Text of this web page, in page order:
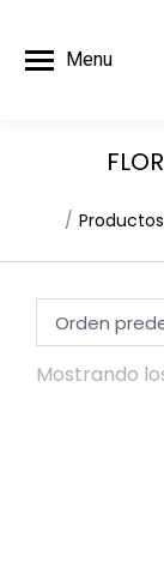
Menu
Mostrando